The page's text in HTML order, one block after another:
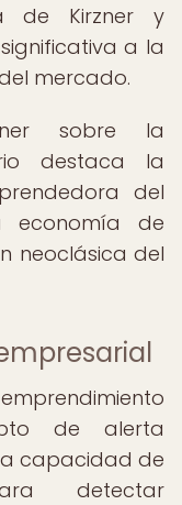
de Kirzner y
a la
mercado.
sobre la
destaca la
del
economía de
neoclásica del
de alerta
capacidad de
detectar